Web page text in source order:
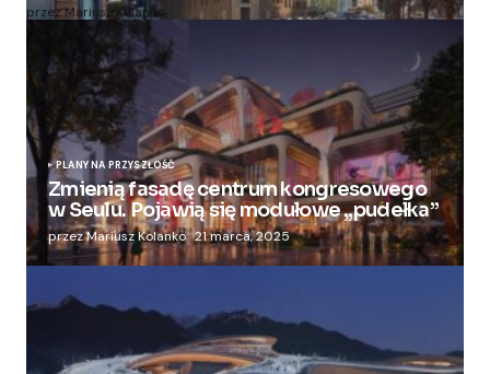
przez Mariusz Kolanko 20 lipca, 2024
PLANY NA PRZYSZŁOŚĆ
Zmienią fasadę centrum kongresowego
w Seulu. Pojawią się modułowe „pudełka”
przez Mariusz Kolanko 21 marca, 2025